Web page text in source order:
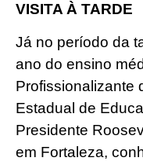
VISITA À TARDE
Já no período da
ano do ensino
Profissionalizante
Estadual de
Presidente
em Fortaleza,